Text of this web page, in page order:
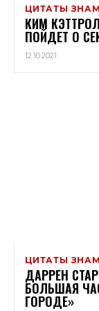
ЦИТАТЫ
КИМ
ПОЙДЕТ О
12.10.2021
ЦИТАТЫ
ДАРРЕН
БОЛЬШАЯ
ГОРОДЕ»